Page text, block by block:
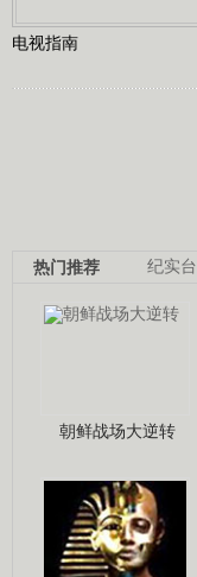
电视指南
纪实台
热门推荐
朝鲜战场大逆转